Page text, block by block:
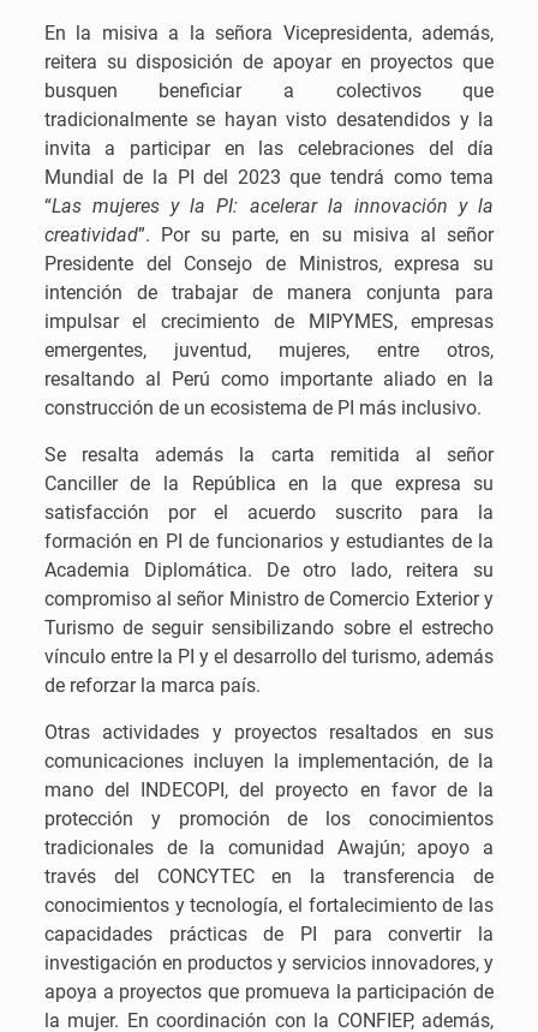
En la misiva a la señora Vicepresidenta, además,
reitera su disposición de apoyar en proyectos que
busquen beneficiar a colectivos que
tradicionalmente se hayan visto desatendidos y la
invita a participar en las celebraciones del día
Mundial de la PI del 2023 que tendrá como tema
“Las mujeres y la PI: acelerar la innovación y la
creatividad”. Por su parte, en su misiva al señor
Presidente del Consejo de Ministros, expresa su
intención de trabajar de manera conjunta para
impulsar el crecimiento de MIPYMES, empresas
emergentes, juventud, mujeres, entre otros,
resaltando al Perú como importante aliado en la
construcción de un ecosistema de PI más inclusivo.
Se resalta además la carta remitida al señor
Canciller de la República en la que expresa su
satisfacción por el acuerdo suscrito para la
formación en PI de funcionarios y estudiantes de la
Academia Diplomática. De otro lado, reitera su
compromiso al señor Ministro de Comercio Exterior y
Turismo de seguir sensibilizando sobre el estrecho
vínculo entre la PI y el desarrollo del turismo, además
de reforzar la marca país.
Otras actividades y proyectos resaltados en sus
comunicaciones incluyen la implementación, de la
mano del INDECOPI, del proyecto en favor de la
protección y promoción de los conocimientos
tradicionales de la comunidad Awajún; apoyo a
través del CONCYTEC en la transferencia de
conocimientos y tecnología, el fortalecimiento de las
capacidades prácticas de PI para convertir la
investigación en productos y servicios innovadores, y
apoya a proyectos que promueva la participación de
la mujer. En coordinación con la CONFIEP, además,